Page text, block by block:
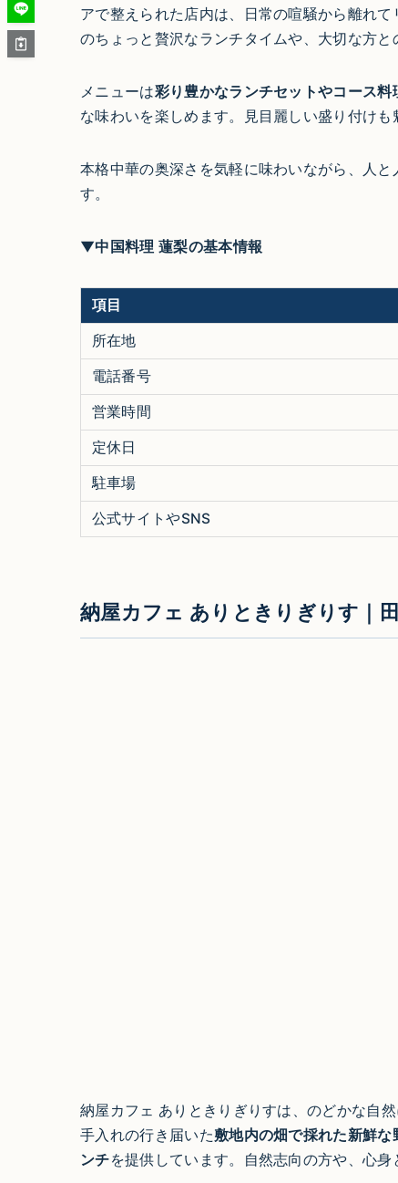
アで整えられた店内は、日常の喧騒から離れ
のちょっと贅沢なランチタイムや、大切な方
メニューは彩り豊かなランチセットやコース料
な味わいを楽しめます。見目麗しい盛り付け
本格中華の奥深さを気軽に味わいながら、人
す。
▼中国料理 蓮梨の基本情報
項目
所在地
電話番号
営業時間
定休日
駐車場
公式サイトやSNS
納屋カフェ ありときりぎりす｜
納屋カフェ ありときりぎりすは、のどかな自
手入れの行き届いた敷地内の畑で採れた新鮮
ンチを提供しています。自然志向の方や、心